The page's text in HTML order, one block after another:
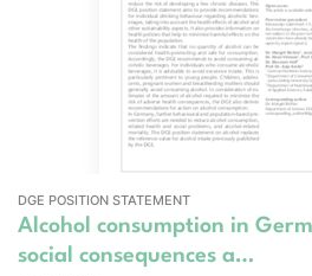
DGE POSITION STATEMENT
Alcohol consumption in
social consequences a…